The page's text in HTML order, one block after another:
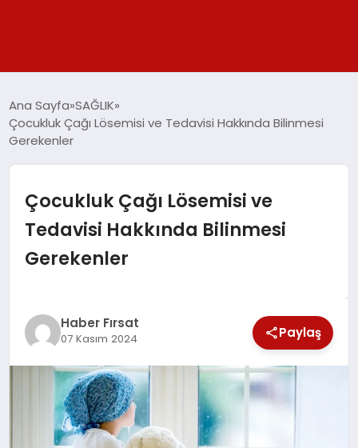
SPOR
TEKNOLOJİ
SAĞLIK
MAGAZİN
EĞİTİM
DÜNYA
Ana Sayfa SAĞLIK
Çocukluk Çağı Lösemisi ve Tedavisi Hakkında Bilinmesi
Gerekenler
Çocukluk Çağı Lösemisi ve
Tedavisi Hakkında Bilinmesi
Gerekenler
Haber Fırsat
07 Kasım 2024 Paylaş